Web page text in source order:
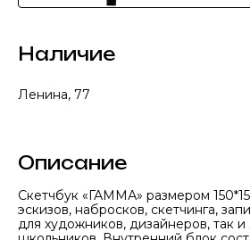
Наличие
Ленина, 77
Описание
Скетчбук «ГАММА» размером
эскизов, набросков, скетчинга,
для художников, дизайнеров, так и